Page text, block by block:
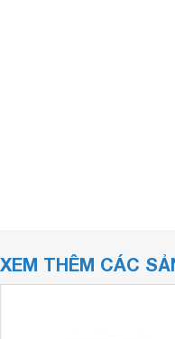
XEM THÊM CÁC